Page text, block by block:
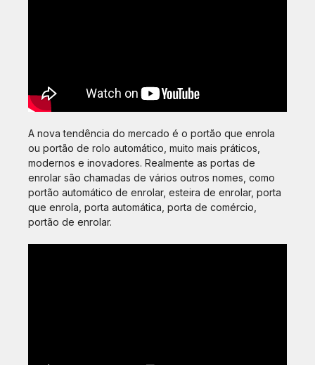
A nova tendência do mercado é o portão que enrola
ou portão de rolo automático, muito mais práticos,
modernos e inovadores. Realmente as portas de
enrolar são chamadas de vários outros nomes, como
portão automático de enrolar, esteira de enrolar, porta
que enrola, porta automática, porta de comércio,
portão de enrolar.